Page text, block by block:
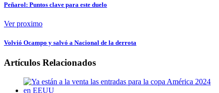
Peñarol: Puntos clave para este duelo
Ver proximo
Volvió Ocampo y salvó a Nacional de la derrota
Artículos Relacionados